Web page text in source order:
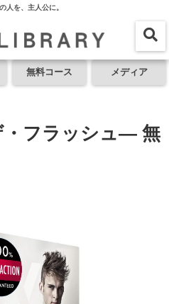
人を、主人公に。
無料コース メディア
フラッシュ― 無